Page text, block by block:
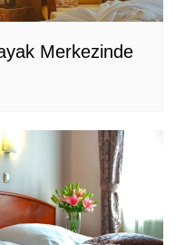
Merkezinde